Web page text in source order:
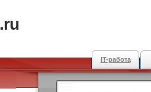
IT-работа